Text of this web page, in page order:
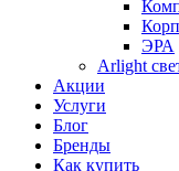
ЭРА
Arlight
Акции
Услуги
Блог
Бренды
Как купить